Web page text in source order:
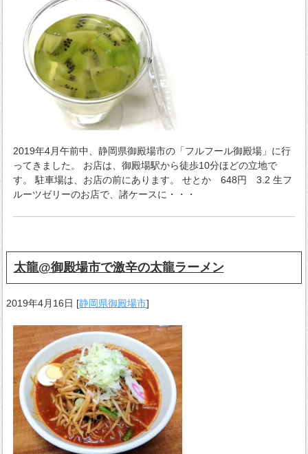
2019年4月午前中、静岡県御殿場市の「フルフール御殿場」に行
ってきました。 お店は、御殿場駅から徒歩10分ほどの立地で
す。 駐車場は、お店の前にあります。 せとか 648円 3.2 生フ
ルーツゼリーのお店で、諸ケースに・・・
太龍@御殿場市で激辛の太龍ラーメン
2019年4月16日 [静岡県御殿場市]